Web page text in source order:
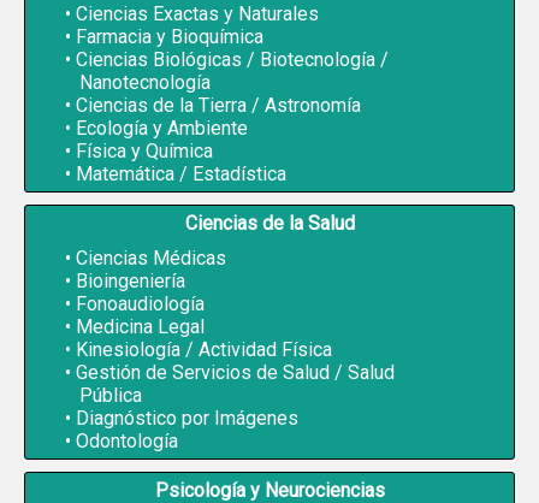
Ciencias Exactas y Naturales
Farmacia y Bioquímica
Ciencias Biológicas / Biotecnología /
Nanotecnología
Ciencias de la Tierra / Astronomía
Ecología y Ambiente
Física y Química
Matemática / Estadística
Ciencias de la Salud
Ciencias Médicas
Bioingeniería
Fonoaudiología
Medicina Legal
Kinesiología / Actividad Física
Gestión de Servicios de Salud / Salud
Pública
Diagnóstico por Imágenes
Odontología
Psicología y Neurociencias